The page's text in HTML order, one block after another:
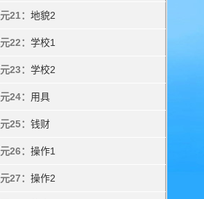
21： 地貌2
22： 学校1
23： 学校2
24： 用具
25： 钱财
26： 操作1
27： 操作2